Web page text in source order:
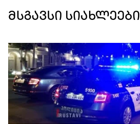
მსგავსი სიახლეები